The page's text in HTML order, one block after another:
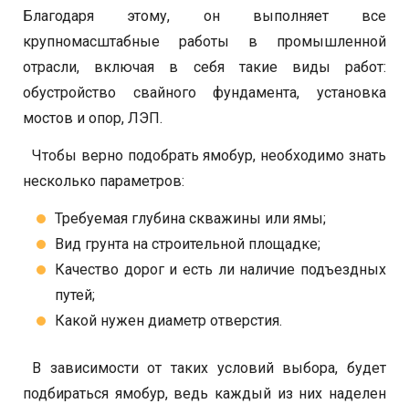
Благодаря этому, он выполняет все
крупномасштабные работы в промышленной
отрасли, включая в себя такие виды работ:
обустройство свайного фундамента, установка
мостов и опор, ЛЭП.
Чтобы верно подобрать ямобур, необходимо знать
несколько параметров:
Требуемая глубина скважины или ямы;
Вид грунта на строительной площадке;
Качество дорог и есть ли наличие подъездных
путей;
Какой нужен диаметр отверстия.
В зависимости от таких условий выбора, будет
подбираться ямобур, ведь каждый из них наделен